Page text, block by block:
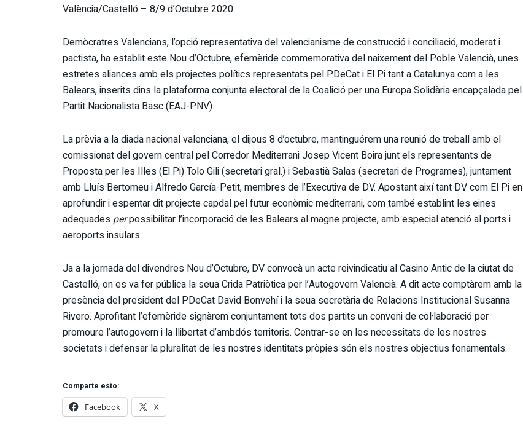
València/Castelló – 8/9 d’Octubre 2020
Demòcratres Valencians, l’opció representativa del valencianisme de construcció i conciliació, moderat i
pactista, ha establit este Nou d’Octubre, efemèride commemorativa del naixement del Poble Valencià, unes
estretes aliances amb els projectes polítics representats pel PDeCat i El Pi tant a Catalunya com a les
Balears, inserits dins la plataforma conjunta electoral de la Coalició per una Europa Solidària encapçalada pel
Partit Nacionalista Basc (EAJ-PNV).
La prèvia a la diada nacional valenciana, el dijous 8 d’octubre, mantinguérem una reunió de treball amb el
comissionat del govern central pel Corredor Mediterrani Josep Vicent Boira junt els representants de
Proposta per les Illes (El Pi) Tolo Gili (secretari gral.) i Sebastià Salas (secretari de Programes), juntament
amb Lluís Bertomeu i Alfredo García-Petit, membres de l’Executiva de DV. Apostant així tant DV com El Pi en
aprofundir i espentar dit projecte capdal pel futur econòmic mediterrani, com també establint les eines
adequadesperpossibilitar l’incorporació de les Balears al magne projecte, amb especial atenció al ports i
aeroports insulars.
Ja a la jornada del divendres Nou d’Octubre, DV convocà un acte reivindicatiu al Casino Antic de la ciutat de
Castelló, on es va fer pública la seua Crida Patriòtica per l’Autogovern Valencià. A dit acte comptàrem amb la
presència del president del PDeCat David Bonvehí i la seua secretària de Relacions Institucional Susanna
Rivero. Aprofitant l’efemèride signàrem conjuntament tots dos partits un conveni de col·laboració per
promoure l’autogovern i la llibertat d’ambdós territoris. Centrar-se en les necessitats de les nostres
societats i defensar la pluralitat de les nostres identitats pròpies són els nostres objectius fonamentals.
Comparte esto:
Facebook
X